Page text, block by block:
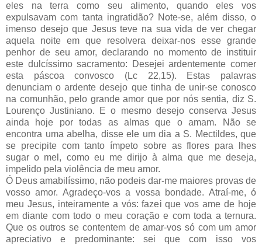
eles na terra como seu alimento, quando eles vos
expulsavam com tanta ingratidão? Note-se, além disso, o
imenso desejo que Jesus teve na sua vida de ver chegar
aquela noite em que resolvera deixar-nos esse grande
penhor de seu amor, declarando no momento de instituir
este dulcíssimo sacramento: Desejei ardentemente comer
esta páscoa convosco (Lc 22,15). Estas palavras
denunciam o ardente desejo que tinha de unir-se conosco
na comunhão, pelo grande amor que por nós sentia, diz S.
Lourenço Justiniano. E o mesmo desejo conserva Jesus
ainda hoje por todas as almas que o amam. Não se
encontra uma abelha, disse ele um dia a S. Mectildes, que
se precipite com tanto ímpeto sobre as flores para lhes
sugar o mel, como eu me dirijo à alma que me deseja,
impelido pela violência de meu amor.
Ó Deus amabilíssimo, não podeis dar-me maiores provas de
vosso amor. Agradeço-vos a vossa bondade. Atraí-me, ó
meu Jesus, inteiramente a vós: fazei que vos ame de hoje
em diante com todo o meu coração e com toda a ternura.
Que os outros se contentem de amar-vos só com um amor
apreciativo e predominante: sei que com isso vos